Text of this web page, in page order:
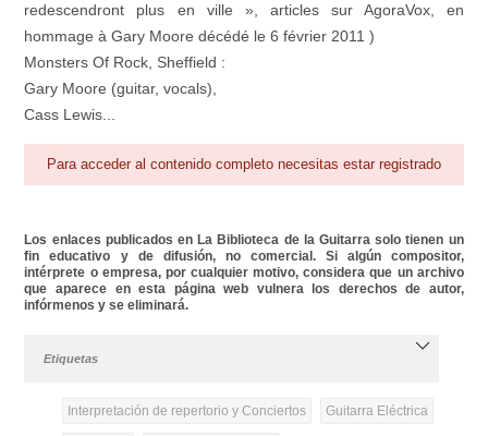
redescendront plus en ville », articles sur AgoraVox, en
hommage à Gary Moore décédé le 6 février 2011 )
Monsters Of Rock, Sheffield :
Gary Moore (guitar, vocals),
Cass Lewis...
Para acceder al contenido completo necesitas estar registrado
Los enlaces publicados en La Biblioteca de la Guitarra solo tienen un
fin educativo y de difusión, no comercial. Si algún compositor,
intérprete o empresa, por cualquier motivo, considera que un archivo
que aparece en esta página web vulnera los derechos de autor,
infórmenos y se eliminará.
Etiquetas
Interpretación de repertorio y Conciertos Guitarra Eléctrica